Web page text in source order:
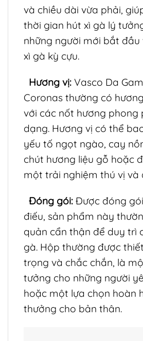
và chiều dài vừa phải,
thời gian hút xì gà lý
những người mới bắt đầu
xì gà kỳ cựu.
Hương vị: Vasco Da
Coronas thường có
với các nốt hương phong
dạng. Hương vị có thể
yếu tố ngọt ngào, cay
chút hương liệu gỗ hoặc
một trải nghiệm thú vị và
Đóng gói: Được đóng
điếu, sản phẩm này
quản cẩn thận để duy trì
gà. Hộp thường được
trọng và chắc chắn, là
tưởng cho những người
hoặc một lựa chọn hoàn
thưởng cho bản thân.